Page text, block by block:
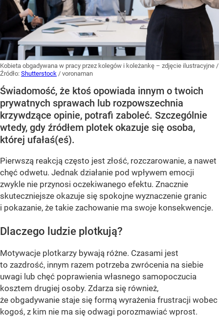
Kobieta obgadywana w pracy przez kolegów i koleżankę – zdjęcie ilustracyjne /
Źródło: Shutterstock / voronaman
Świadomość, że ktoś opowiada innym o twoich
prywatnych sprawach lub rozpowszechnia
krzywdzące opinie, potrafi zaboleć. Szczególnie
wtedy, gdy źródłem plotek okazuje się osoba,
której ufałaś(eś).
Pierwszą reakcją często jest złość, rozczarowanie, a nawet
chęć odwetu. Jednak działanie pod wpływem emocji
zwykle nie przynosi oczekiwanego efektu. Znacznie
skuteczniejsze okazuje się spokojne wyznaczenie granic
i pokazanie, że takie zachowanie ma swoje konsekwencje.
Dlaczego ludzie plotkują?
Motywacje plotkarzy bywają różne. Czasami jest
to zazdrość, innym razem potrzeba zwrócenia na siebie
uwagi lub chęć poprawienia własnego samopoczucia
kosztem drugiej osoby. Zdarza się również,
że obgadywanie staje się formą wyrażenia frustracji wobec
kogoś, z kim nie ma się odwagi porozmawiać wprost.